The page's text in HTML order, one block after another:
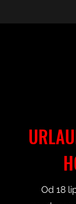
Od 18